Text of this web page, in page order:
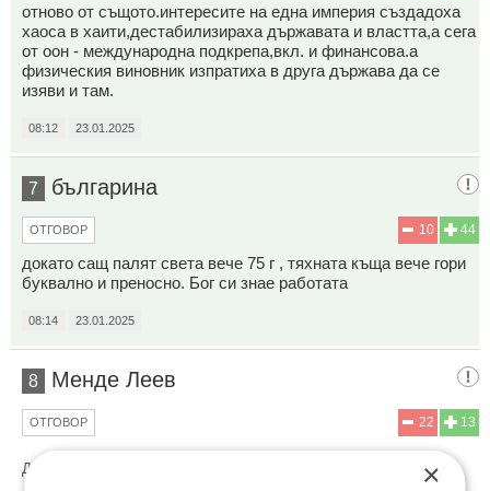
отново от същото.интересите на една империя създадоха
хаоса в хаити,дестабилизираха държавата и властта,а сега
от оон - международна подкрепа,вкл. и финансова.а
физическия виновник изпратиха в друга държава да се
изяви и там.
08:12 23.01.2025
7 българина
44
10
ОТГОВОР
докато сащ палят света вече 75 г , тяхната къща вече гори
буквално и преносно. Бог си знае работата
08:14 23.01.2025
8 Менде Леев
13
22
ОТГОВОР
До коментар ×